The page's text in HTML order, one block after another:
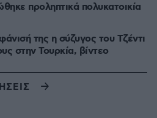
προληπτικά πολυκατοικία
της η σύζυγος του Τζέντι
στην Τουρκία, βίντεο